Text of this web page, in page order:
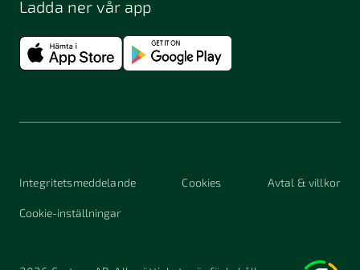
Ladda ner vår app
Integritetsmeddelande Cookies Avtal & villkor
Cookie-inställningar